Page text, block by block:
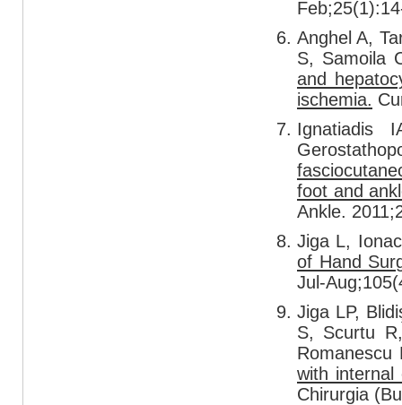
Anghel A,
S, Samoila
and
ischemia.
Ignatiadis
foot and
Ankle.
Jiga L,
of Hand
Jul-
Jiga LP,
S, Scurtu
with internal
Chirurgia